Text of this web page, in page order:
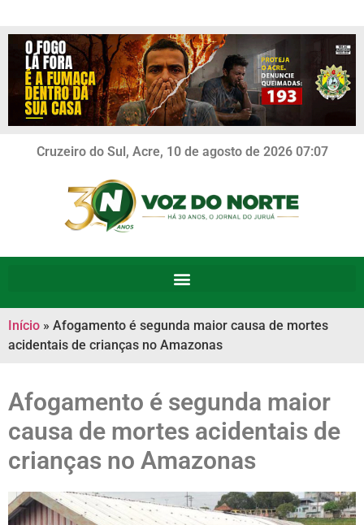
Cruzeiro do Sul, Acre, 10 de agosto de 2026 07:07
Início » Afogamento é segunda maior causa de mortes
acidentais de crianças no Amazonas
Afogamento é segunda maior
causa de mortes acidentais de
crianças no Amazonas